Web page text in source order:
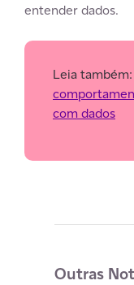
entender dados.
Leia também:
com dados
Outras